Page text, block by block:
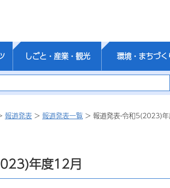
しごと・産業・観光 環境・まちづく
報道発表 > 報道発表一覧 > 報道発表-令和5(2023)
年度12月